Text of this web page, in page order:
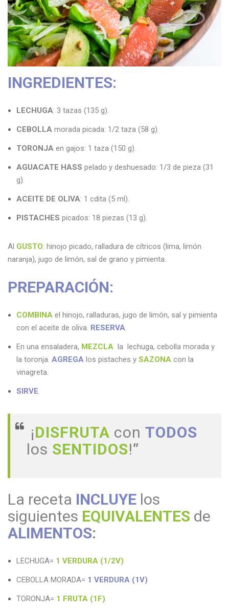
n
INGREDIENTES:
LECHUGA: 3 tazas (135 g).
CEBOLLA morada picada: 1/2 taza (58 g).
TORONJA en gajos: 1 taza (150 g).
AGUACATE HASS pelado y deshuesado: 1/3 de pieza (31
g).
ACEITE DE OLIVA: 1 cdita (5 ml).
PISTACHES picados: 18 piezas (13 g).
Al GUSTO: hinojo picado, ralladura de cítricos (lima, limón
naranja), jugo de limón, sal de grano y pimienta.
PREPARACIÓN:
COMBINA el hinojo, ralladuras, jugo de limón, sal y pimienta
con el aceite de oliva. RESERVA
En una ensaladera, MEZCLA la lechuga, cebolla morada y
la toronja. AGREGA los pistaches y SAZONA con la
vinagreta.
SIRVE
¡DISFRUTA con TODOS
los SENTIDOS!”
La receta INCLUYE los
siguientes EQUIVALENTES de
ALIMENTOS:
LECHUGA= 1 VERDURA (1/2V)
CEBOLLA MORADA= 1 VERDURA (1V)
TORONJA= 1 FRUTA (1F)